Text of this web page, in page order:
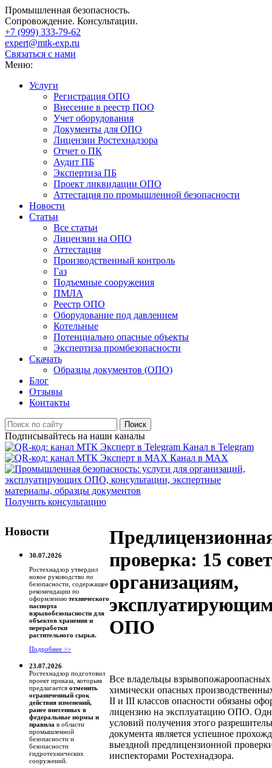
Промышленная безопасность.
Сопровождение. Консультации.
+7 (999) 333-79-62
expert@mtk-exp.ru
Связаться с нами
Меню:
Услуги
Регистрация ОПО
Внесение в реестр ПОО
Учет оборудования
Документы для ОПО
Лицензии Ростехнадзора
Отчет о ПК
Аудит ПБ
Экспертиза ПБ
Проект ликвидации ОПО
Аттестация по промышленной безопасности
Новости
Статьи
Все статьи
Лицензии на ОПО
Аттестация
Производственный контроль
Газ
Подъемные сооружения
ПМЛА
Реестр ОПО
Оборудование под давлением
Котельные
Потенциально опасные объекты
Экспертиза промбезопасности
Скачать
Образцы документов (ОПО)
Блог
Отзывы
Контакты
Поиск
Подписывайтесь на наши каналы
Канал в Telegram
Канал в MAX
Получить консультацию
Новости
30.07.2026
Ростехнадзор утвердил
новое руководство по
безопасности, содержащее
рекомендации по
оформлению технического
паспорта
взрывобезопасности для
объектов хранения и
переработки
растительного сырья.
Подробнее >>
23.07.2026
Ростехнадзор подготовил
проект приказа, которым
предлагается отменить
ограниченный срок
действия изменений,
ранее внесенных в
федеральные нормы и
правила в области
промышленной
безопасности и
безопасности
гидротехнических
сооружений.
проверка: 15
организациям,
ОПО
Все владельцы
химически опасных
II и III классов опасности обязаны
лицензию на эксплуатацию ОПО.
условий получения этого
документа является успешное
выездной предлицензионной
инспекторами Ростехнадзора.